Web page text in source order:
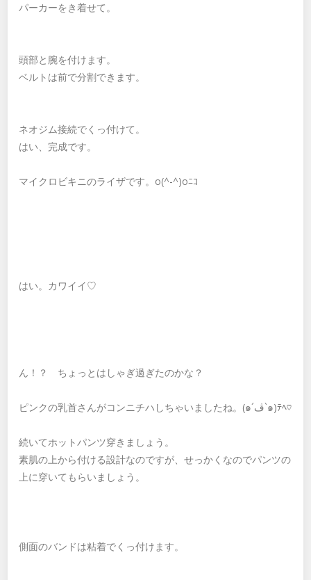
パーカーをき着せて。
頭部と腕を付けます。
ベルトは前で分割できます。
ネオジム接続でくっ付けて。
はい、完成です。
マイクロビキニのライザです。o(^-^)oﾆｺ
はい。カワイイ♡
ん！？ ちょっとはしゃぎ過ぎたのかな？
ピンクの乳首さんがコンニチハしちゃいましたね。(๑´ڤ`๑)ﾃﾍ♡
続いてホットパンツ穿きましょう。
素肌の上から付ける設計なのですが、せっかくなのでパンツの
上に穿いてもらいましょう。
側面のバンドは粘着でくっ付けます。